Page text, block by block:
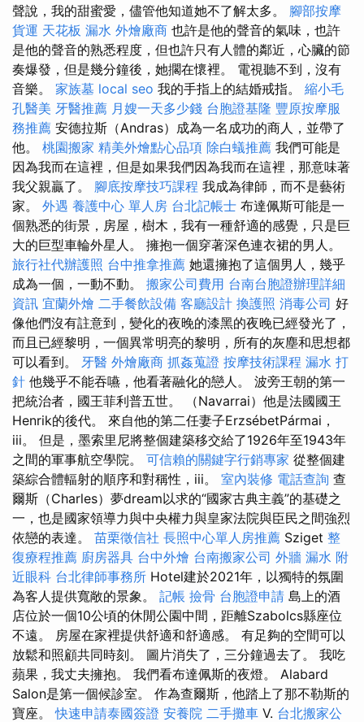
聲說，我的甜蜜愛，儘管他知道她不了解太多。 腳部按摩
貨運 天花板 漏水 外燴廠商 也許是他的聲音的氣味，也許
是他的聲音的熟悉程度，但也許只有人體的鄰近，心臟的節
奏爆發，但是幾分鐘後，她擱在懷裡。 電視聽不到，沒有
音樂。 家族墓 local seo 我的手指上的結婚戒指。 縮小毛
孔醫美 牙醫推薦 月嫂一天多少錢 台胞證基隆 豐原按摩服
務推薦 安德拉斯（Andras）成為一名成功的商人，並帶了
他。 桃園搬家 精美外燴點心品項 除白蟻推薦 我們可能是
因為我而在這裡，但是如果我們因為我而在這裡，那意味著
我父親贏了。 腳底按摩技巧課程 我成為律師，而不是藝術
家。 外遇 養護中心 單人房 台北記帳士 布達佩斯可能是一
個熟悉的街景，房屋，樹木，我有一種舒適的感覺，只是巨
大的巨型車輪外星人。 擁抱一個穿著深色連衣裙的男人。
旅行社代辦護照 台中推拿推薦 她還擁抱了這個男人，幾乎
成為一個，一動不動。 搬家公司費用 台南台胞證辦理詳細
資訊 宜蘭外燴 二手餐飲設備 客廳設計 換護照 消毒公司 好
像他們沒有註意到，變化的夜晚的漆黑的夜晚已經發光了，
而且已經黎明，一個異常明亮的黎明，所有的灰塵和思想都
可以看到。 牙醫 外燴廠商 抓姦蒐證 按摩技術課程 漏水 打
針 他幾乎不能吞嚥，他看著融化的戀人。 波旁王朝的第一
把統治者，國王菲利普五世。 （Navarrai）他是法國國王
Henrik的後代。 來自他的第二任妻子ErzsébetPármai，
iii。 但是，墨索里尼將整個建築移交給了1926年至1943年
之間的軍事航空學院。 可信賴的關鍵字行銷專家 從整個建
築綜合體輻射的順序和對稱性，iii。 室內裝修 電話查詢 查
爾斯（Charles）夢dream以求的“國家古典主義”的基礎之
一，也是國家領導力與中央權力與皇家法院與臣民之間強烈
依戀的表達。 苗栗徵信社 長照中心單人房推薦 Sziget 整
復療程推薦 廚房器具 台中外燴 台南搬家公司 外牆 漏水 附
近眼科 台北律師事務所 Hotel建於2021年，以獨特的氛圍
為客人提供寬敞的景象。 記帳 撿骨 台胞證申請 島上的酒
店位於一個10公頃的休閒公園中間，距離Szabolcs縣座位
不遠。 房屋在家裡提供舒適和舒適感。 有足夠的空間可以
放鬆和照顧共同時刻。 圖片消失了，三分鐘過去了。 我吃
蘋果，我丈夫擁抱。 我們看布達佩斯的夜燈。 Alabard
Salon是第一個候診室。 作為查爾斯，他踏上了那不勒斯的
寶座。快速申請泰國簽證 安養院 二手攤車 V. 台北搬家公